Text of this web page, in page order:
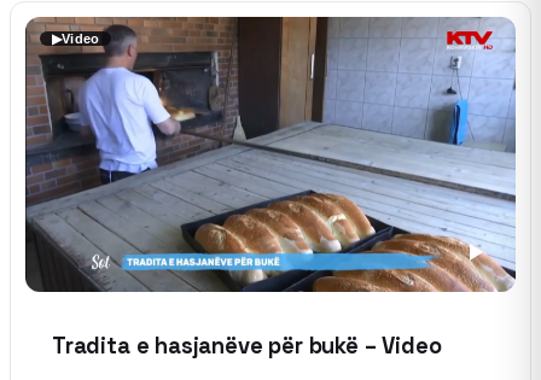
▶Video
Tradita e hasjanëve për bukë – Video